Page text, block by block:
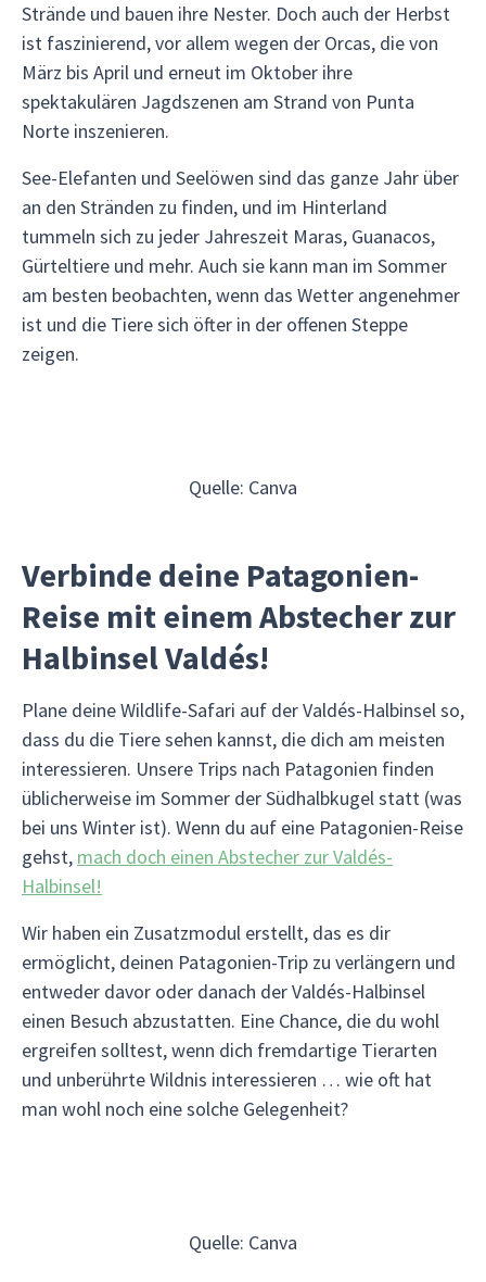
Strände und bauen ihre Nester. Doch auch der Herbst
ist faszinierend, vor allem wegen der Orcas, die von
März bis April und erneut im Oktober ihre
spektakulären Jagdszenen am Strand von Punta
Norte inszenieren.
See-Elefanten und Seelöwen sind das ganze Jahr über
an den Stränden zu finden, und im Hinterland
tummeln sich zu jeder Jahreszeit Maras, Guanacos,
Gürteltiere und mehr. Auch sie kann man im Sommer
am besten beobachten, wenn das Wetter angenehmer
ist und die Tiere sich öfter in der offenen Steppe
zeigen.
Quelle: Canva
Verbinde deine Patagonien-
Reise mit einem Abstecher zur
Halbinsel Valdés!
Plane deine Wildlife-Safari auf der Valdés-Halbinsel so,
dass du die Tiere sehen kannst, die dich am meisten
interessieren. Unsere Trips nach Patagonien finden
üblicherweise im Sommer der Südhalbkugel statt (was
bei uns Winter ist). Wenn du auf eine Patagonien-Reise
gehst, mach doch einen Abstecher zur Valdés-
Halbinsel!
Wir haben ein Zusatzmodul erstellt, das es dir
ermöglicht, deinen Patagonien-Trip zu verlängern und
entweder davor oder danach der Valdés-Halbinsel
einen Besuch abzustatten. Eine Chance, die du wohl
ergreifen solltest, wenn dich fremdartige Tierarten
und unberührte Wildnis interessieren … wie oft hat
man wohl noch eine solche Gelegenheit?
Quelle: Canva